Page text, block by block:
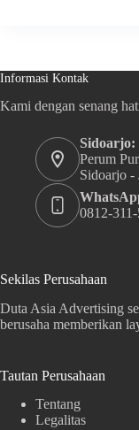
Informasi Kontak
Kami dengan senang
Sidoarjo:
Perum
Sidoarjo -
0812-
Sekilas Perusahaan
Duta Asia Advertising
berusaha memberikan
Tautan Perusahaan
Tentang
Legalitas